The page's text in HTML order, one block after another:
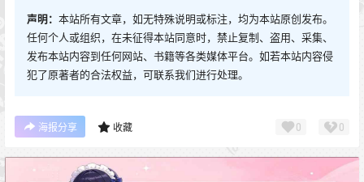
声明： 本站所有文章，如无特殊说明或标注，均为本站原创发布。
任何个人或组织，在未征得本站同意时，禁止复制、盗用、采集、
发布本站内容到任何网站、书籍等各类媒体平台。如若本站内容侵
犯了原著者的合法权益，可联系我们进行处理。
海报分享 收藏 0 0